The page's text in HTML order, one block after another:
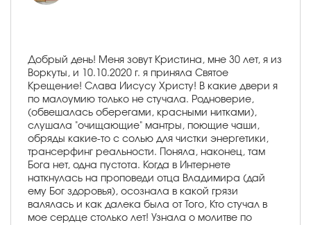
Добрый день! Меня зовут Кристина, мне 30 лет, я из
Воркуты, и 10.10.2020 г. я приняла Святое
Крещение! Слава Иисусу Христу! В какие двери я
по малоумию только не стучала. Родноверие,
(обвешалась оберегами, красными нитками),
слушала "очищающие" мантры, поющие чаши,
обряды какие-то с солью для чистки энергетики,
трансерфинг реальности. Поняла, наконец, там
Бога нет, одна пустота. Когда в Интернете
наткнулась на проповеди отца Владимира (дай
ему Бог здоровья), осознала в какой грязи
валялась и как далека была от Того, Кто стучал в
мое сердце столько лет! Узнала о молитве по